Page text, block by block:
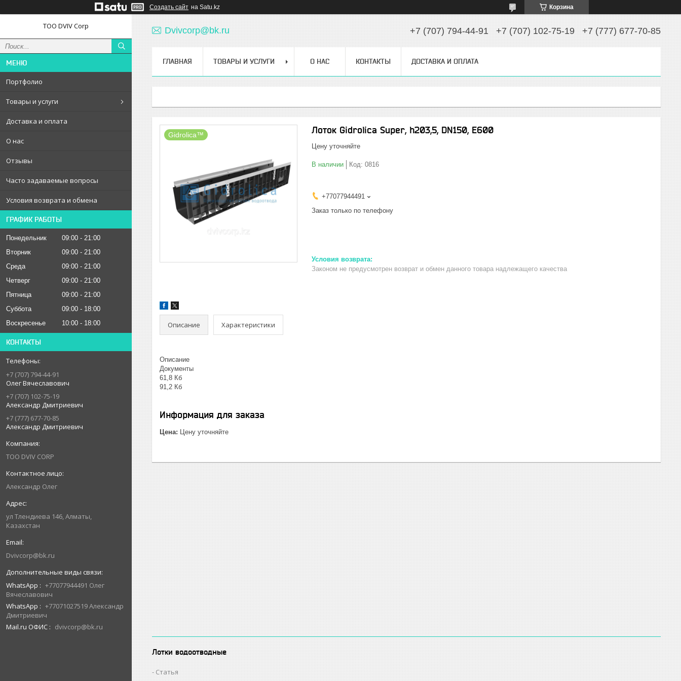
Создать сайт на Satu.kz Корзина
ТОО DVIV Corp
Портфолио
Товары и услуги
Доставка и оплата
О нас
Отзывы
Часто задаваемые вопросы
Условия возврата и обмена
ГРАФИК РАБОТЫ
Понедельник 09:00
21:00
Вторник
09:00
21:00
Среда
09:00
21:00
Четверг
09:00
21:00
Пятница
09:00
21:00
Суббота
09:00
18:00
Воскресенье
10:00 18:00
КОНТАКТЫ
+7 (707) 794-44-91
Олег Вячеславович
+7 (707) 102-75-19
Александр Дмитриевич
+7 (777) 677-70-85
Александр Дмитриевич
ТОО DVIV CORP
Александр Олег
ул Тлендиева 146, Алматы,
Казахстан
Dvivcorp@bk.ru
WhatsApp
+77077944491 Олег
Вячеславович
WhatsApp
+77071027519 Александр
Дмитриевич
Mail.ru ОФИС
dvivcorp@bk.ru
Dvivcorp@bk.ru +7 (707) 794-44-91 +7 (707) 102-75-19 +7 (777) 677-70-85
ГЛАВНАЯ ТОВАРЫ И УСЛУГИ О НАС КОНТАКТЫ ДОСТАВКА И ОПЛАТА
Gidrolica™ Лоток Gidrolica Super, h203,5, DN150, E600
Цену уточняйте
В наличии Код: 0816
+77077944491
Заказ только по телефону
Законом не предусмотрен возврат и обмен данного товара надлежащего качества
Описание Характеристики
Описание
Документы
61,8 Кб
91,2 Кб
Информация для заказа
Цена: Цену уточняйте
Лотки водоотводные
Статья